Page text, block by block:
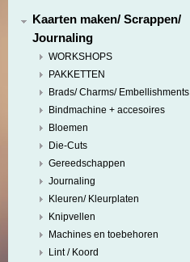
Kaarten maken/ Scrappen/
Journaling
WORKSHOPS
PAKKETTEN
Brads/ Charms/ Embellishments
Bindmachine + accesoires
Bloemen
Die-Cuts
Gereedschappen
Journaling
Kleuren/ Kleurplaten
Knipvellen
Machines en toebehoren
Lint / Koord